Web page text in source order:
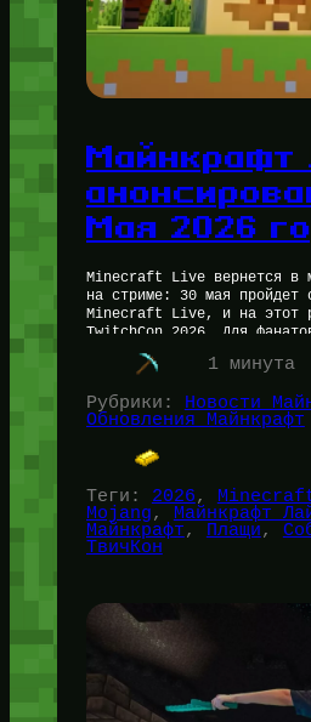
Майнкрафт
Мая 2026
Minecraft Live вернется в
на стриме: 30 мая пройдет
Minecraft Live, и на этот
TwitchCon 2026. Для
значит…
1 минута
Рубрики:
Новости
Обновления Майнкрафт
Теги: 2026,
Mojang, Майнкрафт
Майнкрафт, Плащи,
ТвичКон